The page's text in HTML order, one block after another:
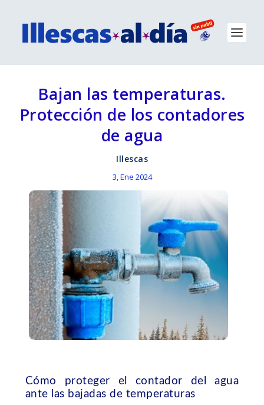
Bajan las temperaturas.
Protección de los contadores
de agua
Illescas
3, Ene 2024
Cómo proteger el contador del agua
ante las bajadas de temperaturas